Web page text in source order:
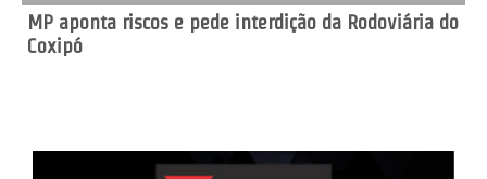
MP aponta riscos e pede interdição da Rodoviária do
Coxipó